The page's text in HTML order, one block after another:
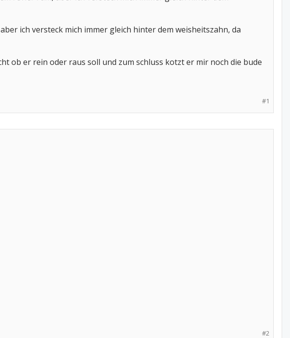
ich versteck mich immer gleich hinter dem weisheitszahn, da
ob er rein oder raus soll und zum schluss kotzt er mir noch die bude
#1
#2